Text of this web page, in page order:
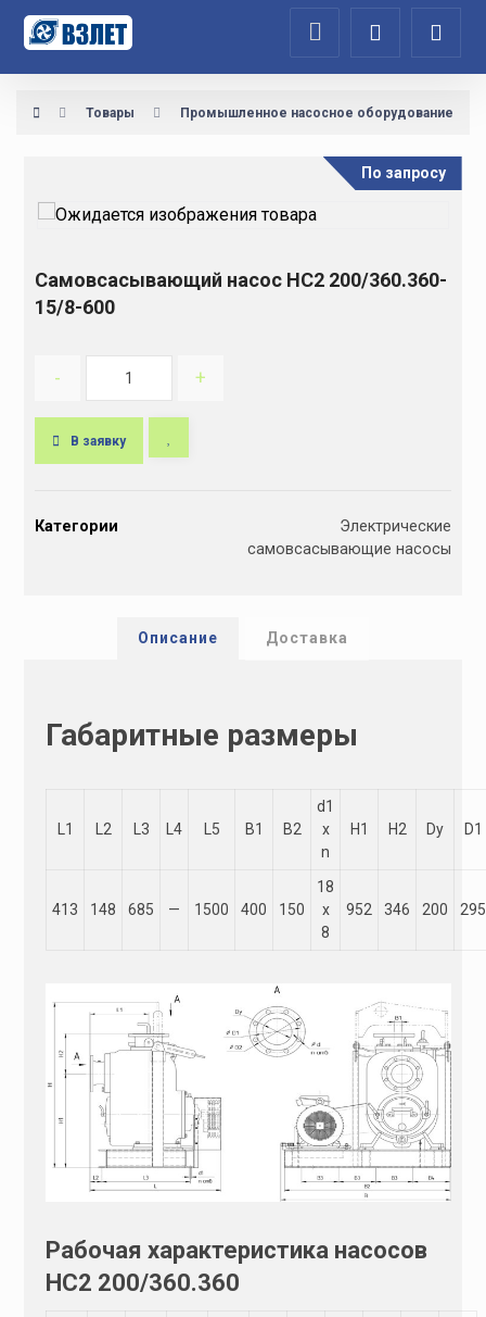
Товары Промышленное насосное оборудование
Самовсасывающий насос НС2 200/360.360-
15/8-600
По запросу
- +
В заявку
tКатегории
Электрические
самовсасывающие насосы
Описание Доставка
Габаритные размеры
L1 L2 L3 L4 L5 B1 B2
d1
x
n
Н1 H2 Dу D1
413 148 685 — 1500 400 150
18
х
8
952 346 200 295
Рабочая характеристика насосов
НС2 200/360.360